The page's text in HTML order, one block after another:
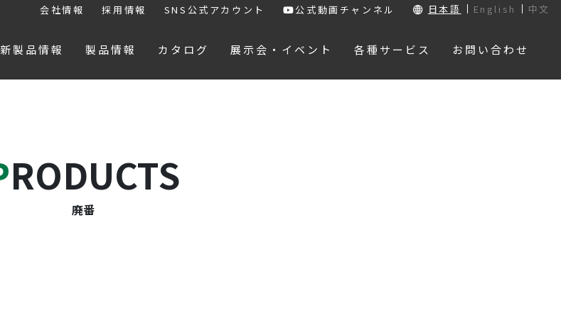
会社情報 採用情報 SNS公式アカウント 公式動画チャンネル 日本語 English 中文
新製品情報 製品情報 カタログ 展示会・イベント 各種サービス お問い合わせ
PRODUCTS
廃番